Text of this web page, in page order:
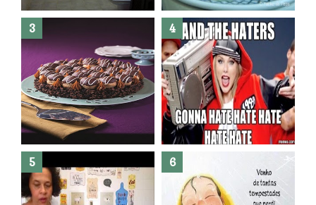
Banheiro novo por menos de
R$300,00 ?? E sem quebra
quebra ??( Editado)
Posso congelar bolo ??